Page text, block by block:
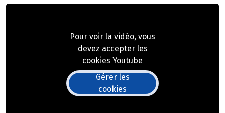
Pour voir la vidéo, vous
devez accepter les
cookies Youtube
Gérer les
cookies